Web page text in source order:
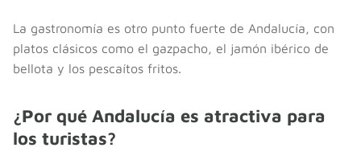
La gastronomía es otro punto fuerte de Andalucía, con
platos clásicos como el gazpacho, el jamón ibérico de
bellota y los pescaítos fritos.
¿Por qué Andalucía es atractiva para
los turistas?